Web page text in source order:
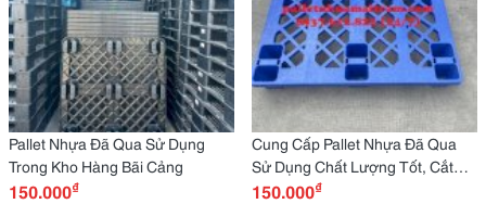
Pallet Nhựa Đã Qua Sử Dụng
Trong Kho Hàng Bãi Cảng
150.000₫
Cung Cấp Pallet Nhựa Đã Qua
Sử Dụng Chất Lượng Tốt, Cắt
Giảm Chi Phí Cho Doanh Nghiệp
150.000₫